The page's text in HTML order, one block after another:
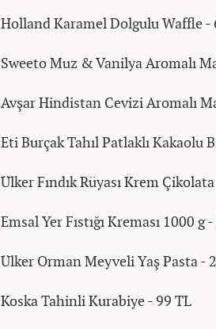
Holland Karamel Dolgulu Waffle -
Sweeto Muz & Vanilya Aromalı
Avşar Hindistan Cevizi Aromalı
Eti Burçak Tahıl Patlaklı Kakaolu
Ülker Fındık Rüyası Krem
Emsal Yer Fıstığı Kreması 1000 g
Ülker Orman Meyveli Yaş Pasta -
Koska Tahinli Kurabiye - 99 TL